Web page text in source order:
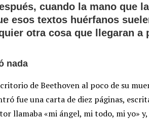
cuando la mano que
esos textos huérfanos
otra cosa que llegaran a
nada
de Beethoven al poco de su
fue una carta de diez páginas,
llamaba «mi ángel, mi todo, mi yo»